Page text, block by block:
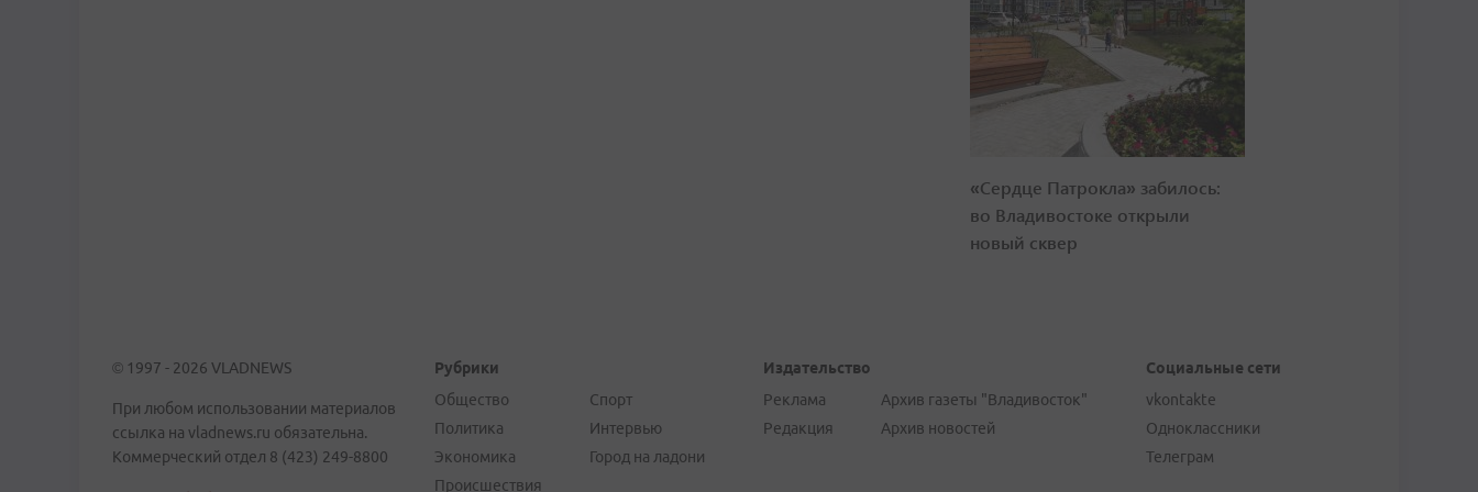
«Сердце Патрокла» забилось:
во Владивостоке открыли
новый сквер
© 1997 - 2026 VLADNEWS
При любом использовании материалов
ссылка на vladnews.ru обязательна.
Коммерческий отдел 8 (423) 249-8800
Рубрики
Общество
Политика
Экономика
Происшествия
Спорт
Интервью
Город на ладони
Издательство
Реклама
Редакция
Архив газеты "Владивосток"
Архив новостей
Социальные сети
vkontakte
Одноклассники
Телеграм